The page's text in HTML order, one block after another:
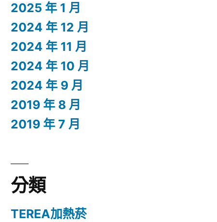
2025 年 1 月
2024 年 12 月
2024 年 11 月
2024 年 10 月
2024 年 9 月
2019 年 8 月
2019 年 7 月
分類
TEREA加熱菸